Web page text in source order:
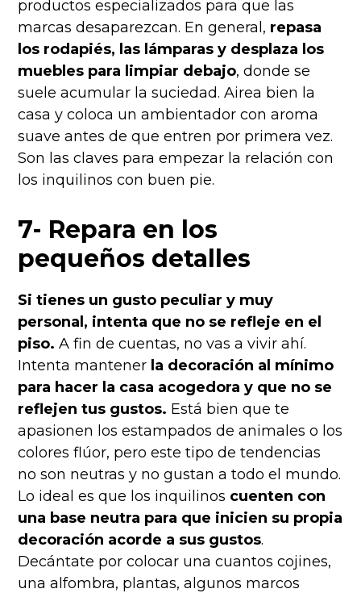
productos especializados para que las
marcas desaparezcan. En general, repasa
los rodapiés, las lámparas y desplaza los
muebles para limpiar debajo, donde se
suele acumular la suciedad. Airea bien la
casa y coloca un ambientador con aroma
suave antes de que entren por primera vez.
Son las claves para empezar la relación con
los inquilinos con buen pie.
7- Repara en los
pequeños detalles
Si tienes un gusto peculiar y muy
personal, intenta que no se refleje en el
piso. A fin de cuentas, no vas a vivir ahí.
Intenta mantener la decoración al mínimo
para hacer la casa acogedora y que no se
reflejen tus gustos. Está bien que te
apasionen los estampados de animales o los
colores flúor, pero este tipo de tendencias
no son neutras y no gustan a todo el mundo.
Lo ideal es que los inquilinos cuenten con
una base neutra para que inicien su propia
decoración acorde a sus gustos.
Decántate por colocar una cuantos cojines,
una alfombra, plantas, algunos marcos